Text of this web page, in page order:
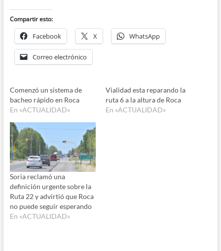
Compartir esto:
Facebook X WhatsApp
Correo electrónico
Comenzó un sistema de
bacheo rápido en Roca
En «ACTUALIDAD»
Vialidad esta reparando la
ruta 6 a la altura de Roca
En «ACTUALIDAD»
Soria reclamó una
definición urgente sobre la
Ruta 22 y advirtió que Roca
no puede seguir esperando
En «ACTUALIDAD»